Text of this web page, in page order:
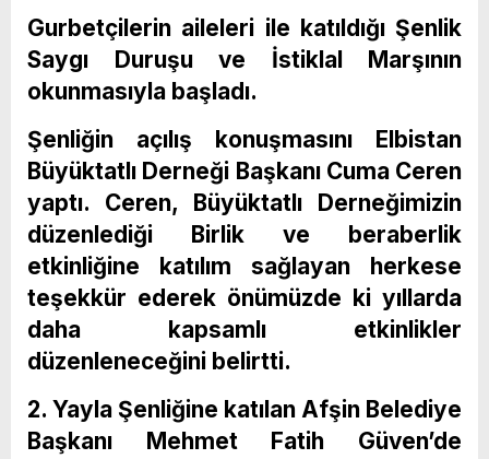
Gurbetçilerin aileleri ile katıldığı Şenlik
Saygı Duruşu ve İstiklal Marşının
okunmasıyla başladı.
Şenliğin açılış konuşmasını Elbistan
Büyüktatlı Derneği Başkanı Cuma Ceren
yaptı. Ceren, Büyüktatlı Derneğimizin
düzenlediği Birlik ve beraberlik
etkinliğine katılım sağlayan herkese
teşekkür ederek önümüzde ki yıllarda
daha kapsamlı etkinlikler
düzenleneceğini belirtti.
2. Yayla Şenliğine katılan Afşin Belediye
Başkanı Mehmet Fatih Güven’de